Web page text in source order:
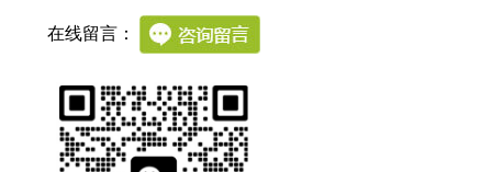
在线留言：